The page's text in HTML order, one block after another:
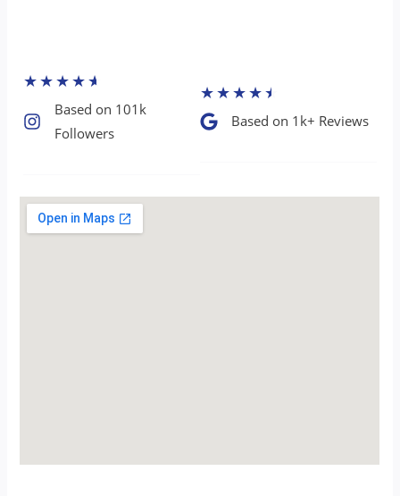
★★★★★
Based on 101k
Followers​
★★★★★
Based on 1k+ Reviews​